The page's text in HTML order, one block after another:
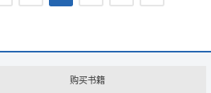
购买书籍